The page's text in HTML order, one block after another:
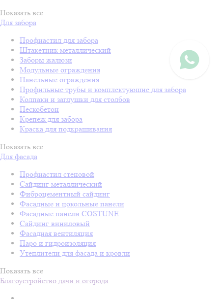
Показать все
Для забора
Профнастил для забора
Штакетник металлический
Заборы жалюзи
Модульные ограждения
Панельные ограждения
Профильные трубы и комплектующие для забора
Колпаки и заглушки для столбов
Пескобетон
Крепеж для забора
Краска для подкрашивания
Показать все
Для фасада
Профнастил стеновой
Сайдинг металлический
Фиброцементный сайдинг
Фасадные и цокольные панели
Фасадные панели COSTUNE
Сайдинг виниловый
Фасадная вентиляция
Паро и гидроизоляция
Утеплители для фасада и кровли
Показать все
Благоустройство дачи и огорода